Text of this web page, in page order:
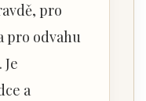
pro
pro odvahu
a